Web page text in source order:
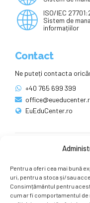
Pentru a oferi cea mai bună
uri, pentru a stoca și/sau
Consimțământul pentru
cum ar fi comportamentul de
ISO/IEC
Sistem de
informațiilor
Contact
Ne puteți contacta
+40 765 699 399
EuEduCenter.ro
Ne puteți găsi și pe